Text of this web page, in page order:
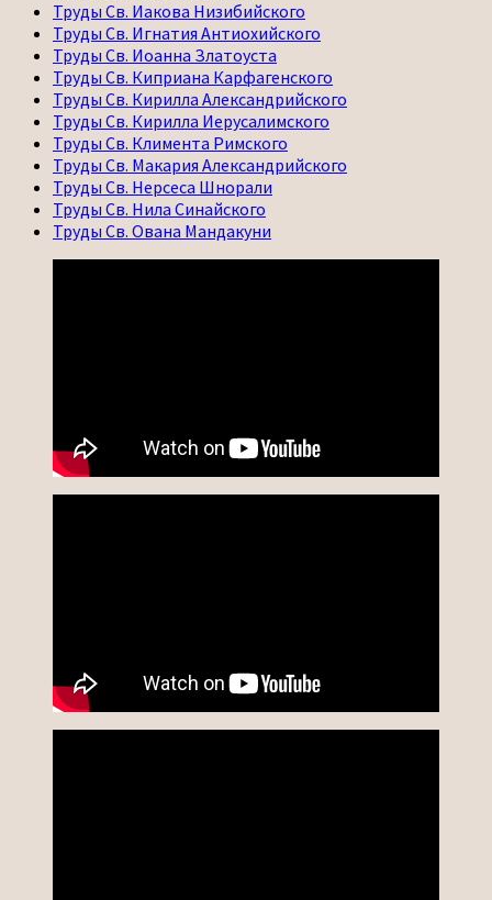
Труды Св. Иакова Низибийского
Труды Св. Игнатия Антиохийского
Труды Св. Иоанна Златоуста
Труды Св. Киприана Карфагенского
Труды Св. Кирилла Александрийского
Труды Св. Кирилла Иерусалимского
Труды Св. Климента Римского
Труды Св. Макария Александрийского
Труды Св. Нерсеса Шнорали
Труды Св. Нила Синайского
Труды Св. Ована Мандакуни